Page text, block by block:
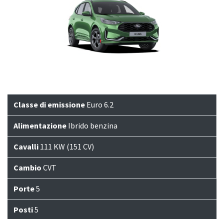
Classe di emissione Euro 6.2
Alimentazione Ibrido benzina
Cavalli 111 KW (151 CV)
Cambio CVT
Porte5
Posti5